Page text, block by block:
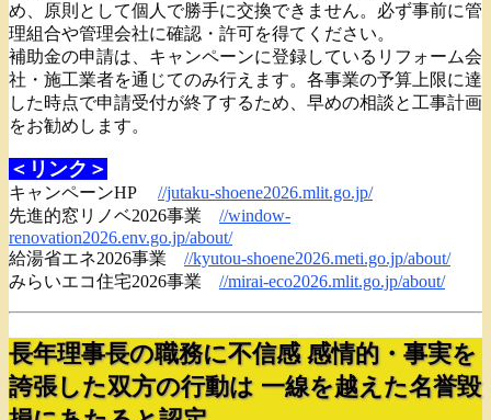
め、原則として個人で勝手に交換できません。必ず事前に管
理組合や管理会社に確認・許可を得てください。
補助金の申請は、キャンペーンに登録しているリフォーム会
社・施工業者を通じてのみ行えます。各事業の予算上限に達
した時点で申請受付が終了するため、早めの相談と工事計画
をお勧めします。
＜リンク＞
キャンペーンHP //jutaku-shoene2026.mlit.go.jp/
先進的窓リノベ2026事業 //window-
renovation2026.env.go.jp/about/
給湯省エネ2026事業 //kyutou-shoene2026.meti.go.jp/about/
みらいエコ住宅2026事業 //mirai-eco2026.mlit.go.jp/about/
長年理事長の職務に不信感 感情的・事実を
誇張した双方の行動は 一線を越えた名誉毀